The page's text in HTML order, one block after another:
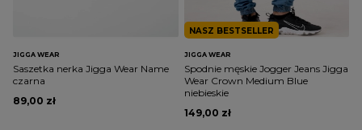
JIGGA WEAR
Saszetka nerka Jigga Wear Name
czarna
89,00 zł
NASZ BESTSELLER
JIGGA WEAR
Spodnie męskie Jogger Jeans Jigga
Wear Crown Medium Blue
niebieskie
149,00 zł